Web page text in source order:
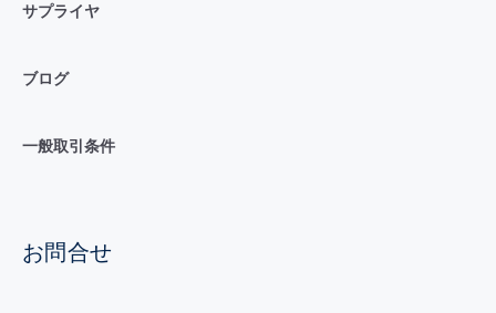
サプライヤ
ブログ
一般取引条件
お問合せ